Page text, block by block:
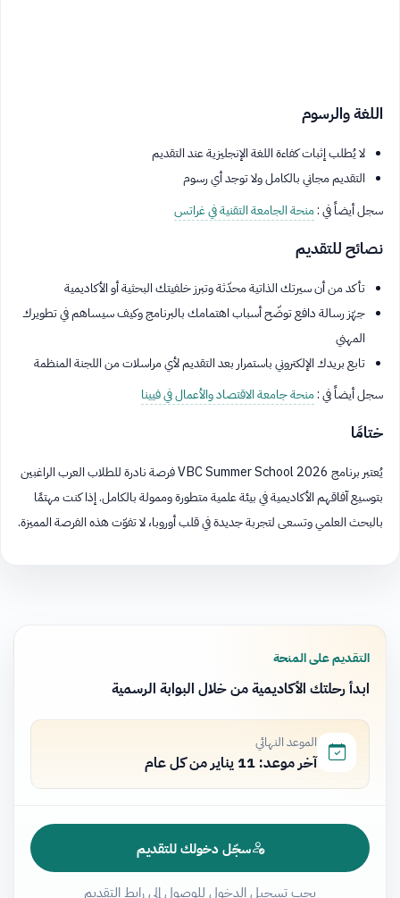
اللغة والرسوم
لا يُطلب إثبات كفاءة اللغة الإنجليزية عند التقديم
التقديم مجاني بالكامل ولا توجد أي رسوم
سجل أيضاً في :منحة الجامعة التقنية في غراتس
نصائح للتقديم
تأكد من أن سيرتك الذاتية محدّثة وتبرز خلفيتك البحثية أو الأكاديمية
جهّز رسالة دافع توضّح أسباب اهتمامك بالبرنامج وكيف سيساهم في تطويرك
المهني
تابع بريدك الإلكتروني باستمرار بعد التقديم لأي مراسلات من اللجنة المنظمة
سجل أيضاً في :منحة جامعة الاقتصاد والأعمال في فيينا
ختامًا
يُعتبر برنامج VBC Summer School 2026 فرصة نادرة للطلاب العرب الراغبين
بتوسيع آفاقهم الأكاديمية في بيئة علمية متطورة وممولة بالكامل. إذا كنت مهتمًا
بالبحث العلمي وتسعى لتجربة جديدة في قلب أوروبا، لا تفوّت هذه الفرصة المميزة.
التقديم على المنحة
ابدأ رحلتك الأكاديمية من خلال البوابة الرسمية
الموعد النهائي
آخر موعد: 11 يناير من كل عام
سجّل دخولك للتقديم
يجب تسجيل الدخول للوصول إلى رابط التقديم